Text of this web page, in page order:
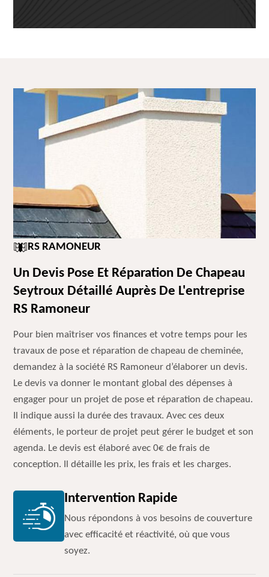
RS RAMONEUR
Un Devis Pose Et Réparation De Chapeau
Seytroux Détaillé Auprès De L'entreprise
RS Ramoneur
Pour bien maîtriser vos finances et votre temps pour les
travaux de pose et réparation de chapeau de cheminée,
demandez à la société RS Ramoneur d’élaborer un devis.
Le devis va donner le montant global des dépenses à
engager pour un projet de pose et réparation de chapeau.
Il indique aussi la durée des travaux. Avec ces deux
éléments, le porteur de projet peut gérer le budget et son
agenda. Le devis est élaboré avec 0€ de frais de
conception. Il détaille les prix, les frais et les charges.
Intervention Rapide
Nous répondons à vos besoins de couverture
avec efficacité et réactivité, où que vous
soyez.